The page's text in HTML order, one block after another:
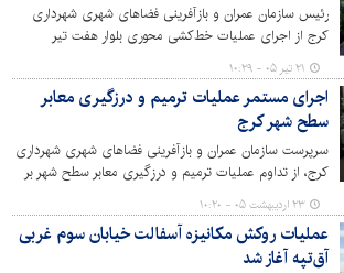
رئیس سازمان عمران و بازآفرینی فضاهای شهری شهرداری
کرج از اجرای عملیات خط‌کشی محوری بلوار هفت تیر
هزار متر خط‌کشی ممتد و ۶ هزار متر خط‌کشی منقطع خبر
داد.
۲۱ تیر ۰۵ - ۱۰:۲۹
اجرای مستمر عملیات ترمیم و درزگیری معابر
سطح شهر کرج
سرپرست سازمان عمران و بازآفرینی فضاهای شهری شهرداری
کرج، از تداوم عملیات ترمیم و درزگیری معابر سطح شهر بر
اساس خروجی پایش آسفالت خبر داد.
۲۳ اردیبهشت ۰۵ - ۱۰:۲۰
عملیات روکش مکانیزه آسفالت خیابان سوم غربی
آق‌تپه آغاز شد